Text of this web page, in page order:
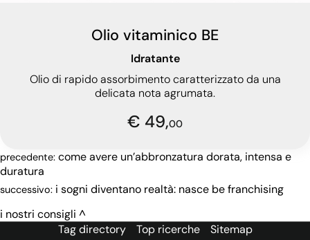
Olio vitaminico BE
Idratante
Olio di rapido assorbimento caratterizzato da una
delicata nota agrumata.
€ 49,00
precedente: come avere un’abbronzatura dorata, intensa e
duratura
successivo: i sogni diventano realtà: nasce be franchising
i nostri consigli
Tag directory
Top ricerche Sitemap